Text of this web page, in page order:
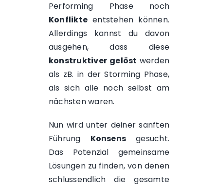
Performing Phase noch
Konflikte entstehen können.
Allerdings kannst du davon
ausgehen, dass diese
konstruktiver gelöst werden
als zB. in derStorming Phase,
als sich alle noch selbst am
nächsten waren.
Nun wird unter deiner sanften
Führung Konsens gesucht.
Das Potenzial gemeinsame
Lösungen zu finden, von denen
schlussendlich die gesamte